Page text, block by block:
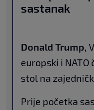
sastanak
Donald Trump ,
europski i NATO
stol na
Prije početka